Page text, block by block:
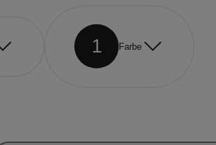
1 Farbe